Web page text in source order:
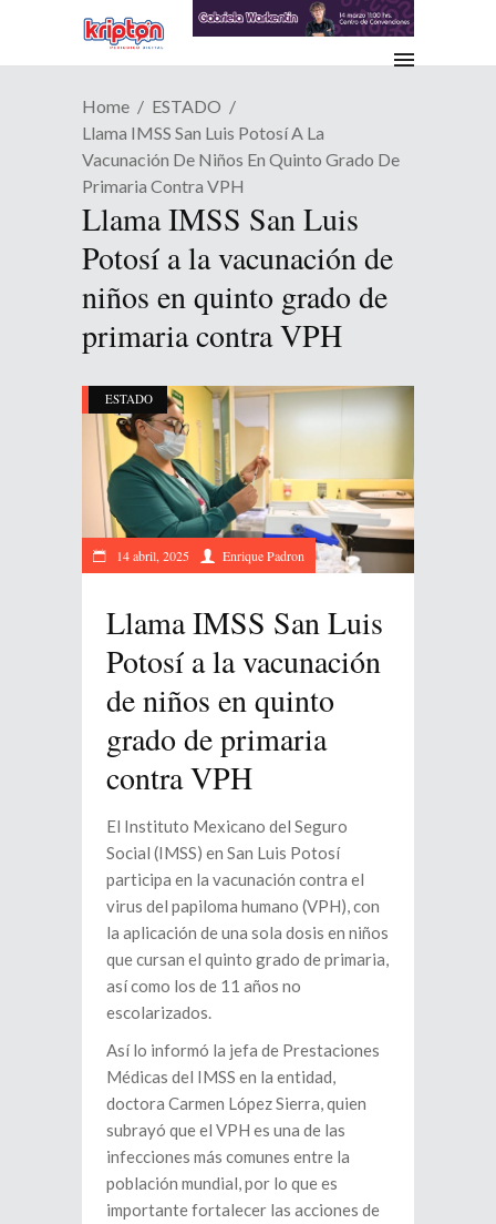
Home
ESTADO
Llama IMSS San Luis Potosí A La
Vacunación De Niños En Quinto Grado De
Primaria Contra VPH
Llama IMSS San Luis
Potosí a la vacunación de
niños en quinto grado de
primaria contra VPH
ESTADO
14 abril, 2025 Enrique Padron
Llama IMSS San Luis
Potosí a la vacunación
de niños en quinto
grado de primaria
contra VPH
El Instituto Mexicano del Seguro
Social (IMSS) en San Luis Potosí
participa en la vacunación contra el
virus del papiloma humano (VPH), con
la aplicación de una sola dosis en niños
que cursan el quinto grado de primaria,
así como los de 11 años no
escolarizados.
Así lo informó la jefa de Prestaciones
Médicas del IMSS en la entidad,
doctora Carmen López Sierra, quien
subrayó que el VPH es una de las
infecciones más comunes entre la
población mundial, por lo que es
importante fortalecer las acciones de